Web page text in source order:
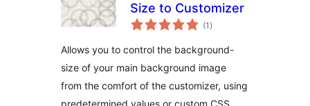
Size to Customizer
(1 celkové
hodnocení
)
Allows you to control the background-
size of your main background image
from the comfort of the customizer, using
predetermined values or custom CSS.